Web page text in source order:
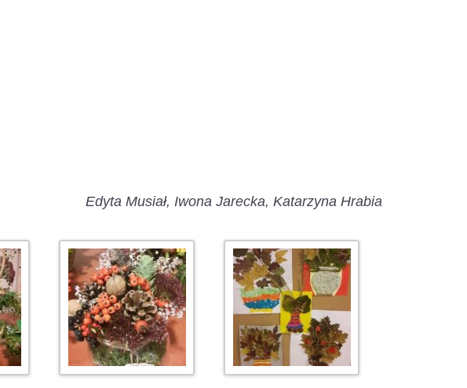
Edyta Musiał, Iwona Jarecka, Katarzyna Hrabia